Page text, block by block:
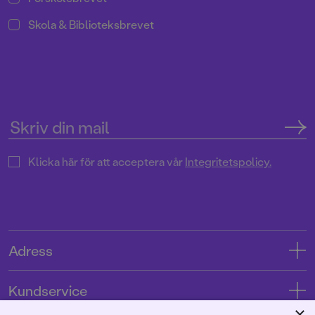
Skola & Biblioteksbrevet
Klicka här för att acceptera vårIntegritetspolicy.
Adress
Kundservice